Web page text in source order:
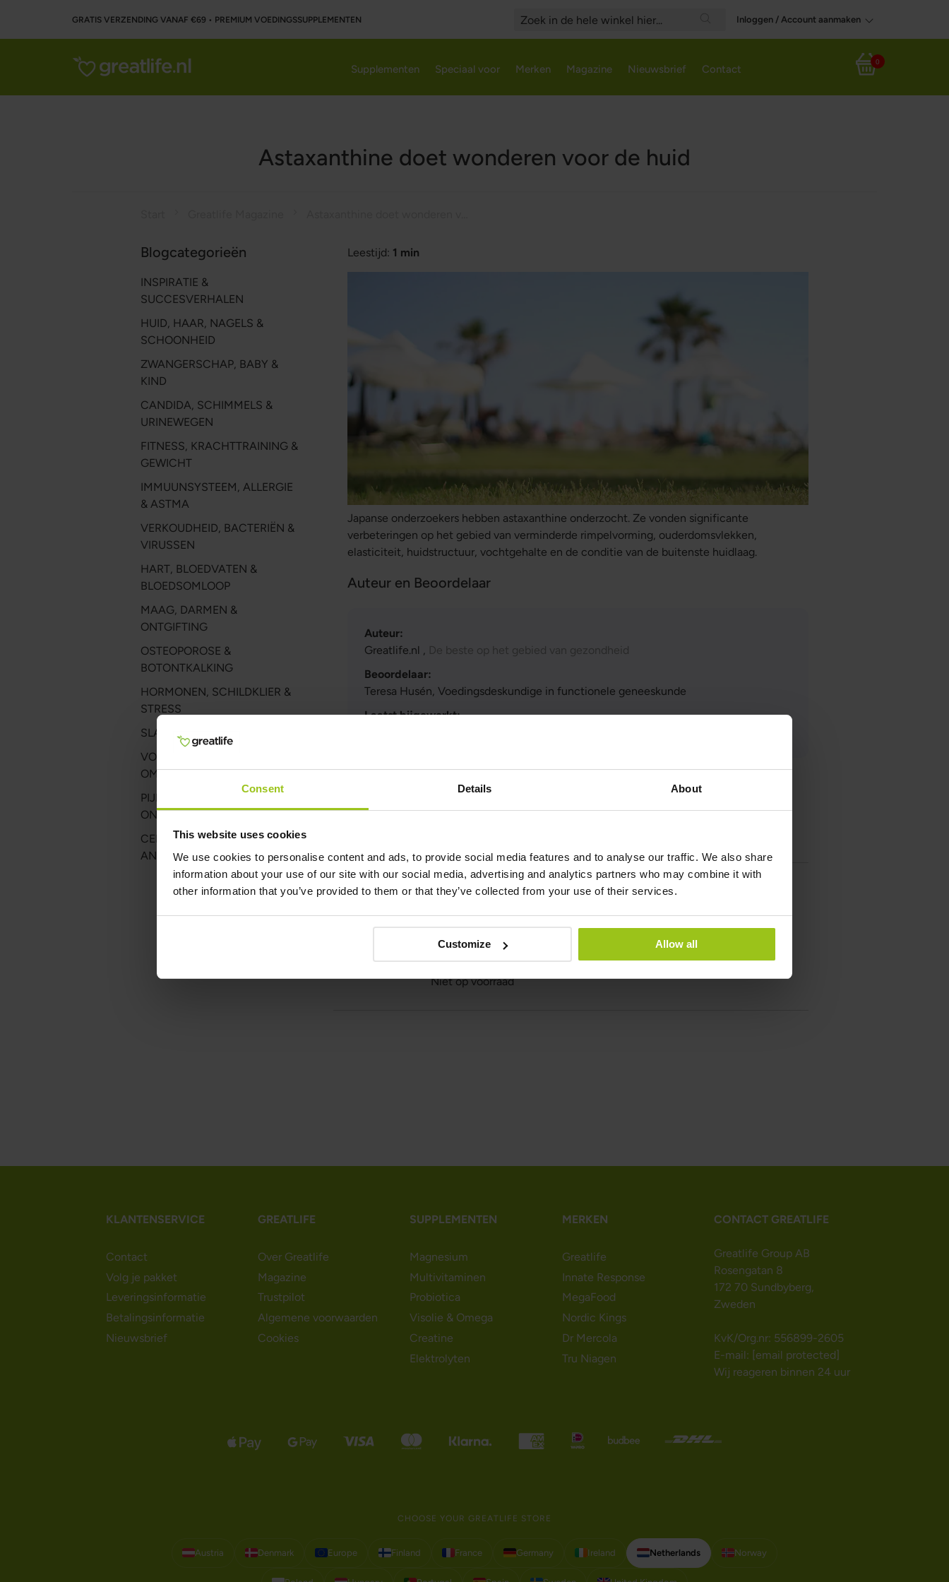
Consent Details About
This website uses cookies
We use cookies to personalise content and ads, to provide social media features and to analyse our traffic. We also share
information about your use of our site with our social media, advertising and analytics partners who may combine it with
other information that you’ve provided to them or that they’ve collected from your use of their services.
Customize Allow all
GRATIS VERZENDING VANAF €69 • PREMIUM VOEDINGSSUPPLEMENTEN
Search
Inloggen / Account aanmaken
Winkelwagen
0
Supplementen Speciaal voor Merken Magazine Nieuwsbrief Contact
Astaxanthine doet wonderen voor de huid
Leestijd: 1 min
Japanse onderzoekers hebben astaxanthine onderzocht. Ze vonden significante
verbeteringen op het gebied van verminderde rimpelvorming, ouderdomsvlekken,
elasticiteit, huidstructuur, vochtgehalte en de conditie van de buitenste huidlaag.
Auteur en Beoordelaar
Auteur:
Greatlife.nl , De beste op het gebied van gezondheid
Beoordelaar:
Teresa Husén, Voedingsdeskundige in functionele geneeskunde
Laatst bijgewerkt:
Wetenschappelijke referenties en bronnen
Toon referentie
€ 21,99
€ 36,99
100%
Niet op voorraad
Blogcategorieën
INSPIRATIE &
SUCCESVERHALEN
HUID, HAAR, NAGELS &
SCHOONHEID
ZWANGERSCHAP, BABY &
KIND
CANDIDA, SCHIMMELS &
URINEWEGEN
FITNESS, KRACHTTRAINING &
GEWICHT
IMMUUNSYSTEEM, ALLERGIE
& ASTMA
VERKOUDHEID, BACTERIËN &
VIRUSSEN
HART, BLOEDVATEN &
BLOEDSOMLOOP
MAAG, DARMEN &
ONTGIFTING
OSTEOPOROSE &
BOTONTKALKING
HORMONEN, SCHILDKLIER &
STRESS
SLAAP & HERSTEL
VOEDING, VITAMINES &
OMEGA-3
PIJN, KLACHTEN &
ONTSTEKING
CELGEZONDHEID, ENERGIE &
ANTI-AGING
KLANTENSERVICE
Contact
Volg je pakket
Leveringsinformatie
Betalingsinformatie
Nieuwsbrief
GREATLIFE
Over Greatlife
Magazine
Trustpilot
Algemene voorwaarden
Cookies
SUPPLEMENTEN
Magnesium
Multivitaminen
Probiotica
Visolie & Omega
Creatine
Elektrolyten
MERKEN
Greatlife
Innate Response
MegaFood
Nordic Kings
Dr Mercola
Tru Niagen
CONTACT GREATLIFE
Greatlife Group AB
Rosengatan 8
172 70 Sundbyberg,
Zweden
KvK/Org.nr: 556899-2605
E-mail: [email protected]
Wij reageren binnen 24 uur
CHOOSE YOUR GREATLIFE STORE
Austria Denmark Europe Finland France Germany Ireland Netherlands Norway